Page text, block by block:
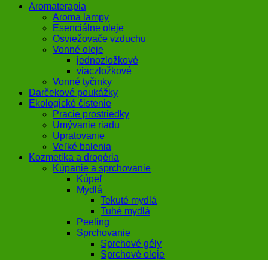
Aromaterapia
Aroma lampy
Esenciálne oleje
Osviežovače vzduchu
Vonné oleje
jednozložkové
viaczložkové
Vonné tyčinky
Darčekové poukážky
Ekologické čistenie
Pracie prostriedky
Umývanie riadu
Upratovanie
Veľké balenia
Kozmetika a drogéria
Kúpanie a sprchovanie
Kúpeľ
Mydlá
Tekuté mydlá
Tuhé mydlá
Peeling
Sprchovanie
Sprchové gély
Sprchové oleje